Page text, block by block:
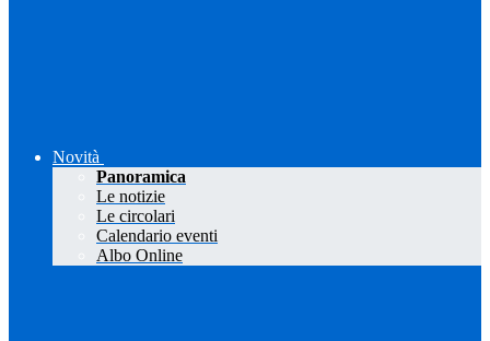
Novità
Panoramica
Le notizie
Le circolari
Calendario eventi
Albo Online